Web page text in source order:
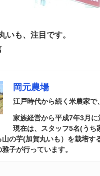
いも、注目です。
岡元農場
江戸時代から続く米農家で
家族経営から平成7年3月
現在は、スタッフ5名(うち
の芋(加賀丸いも）を栽培
子が行っています。